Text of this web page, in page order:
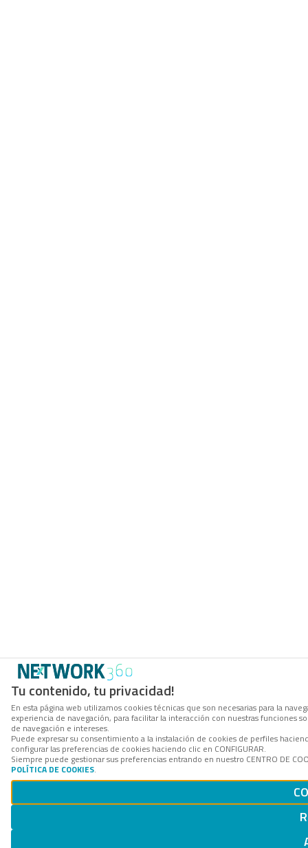
Tu contenido, tu privacidad!
En esta página web utilizamos cookies técnicas que son necesarias para la
experiencia de navegación, para facilitar la interacción con nuestras funciones
de navegación e intereses.
Puede expresar su consentimiento a la instalación de cookies de perfiles
configurar las preferencias de cookies haciendo clic en CONFIGURAR.
Siempre puede gestionar sus preferencias entrando en nuestro CENTRO DE
POLÍTICA DE COOKIES.